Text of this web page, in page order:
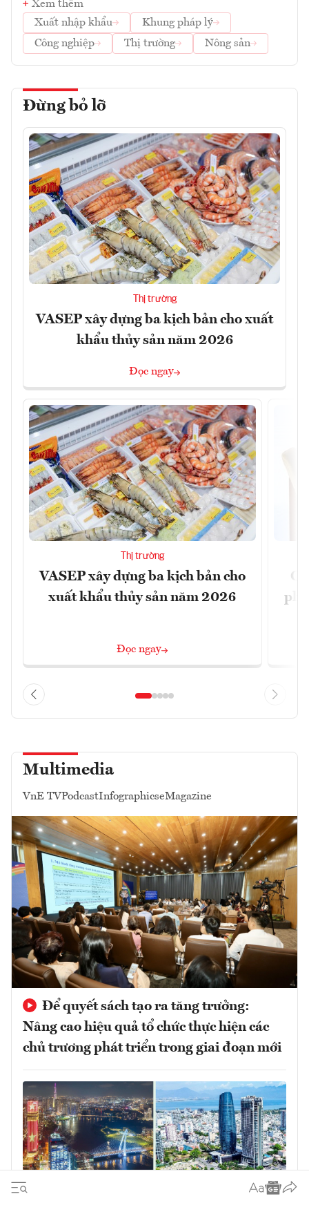
Xem thêm
Xuất nhập khẩu
Khung pháp lý
Công nghiệp
Thị trường Nông sản
Đừng bỏ lỡ
Thị trường
VASEP xây dựng ba kịch bản cho xuất
khẩu thủy sản năm 2026
Đọc ngay
Thị trường
VASEP xây dựng ba kịch bản cho
xuất khẩu thủy sản năm 2026
Đọc ngay
Multimedia
VnE TVPodcastInfographicseMagazine
Để quyết sách tạo ra tăng trưởng:
Nâng cao hiệu quả tổ chức thực hiện các
chủ trương phát triển trong giai đoạn mới